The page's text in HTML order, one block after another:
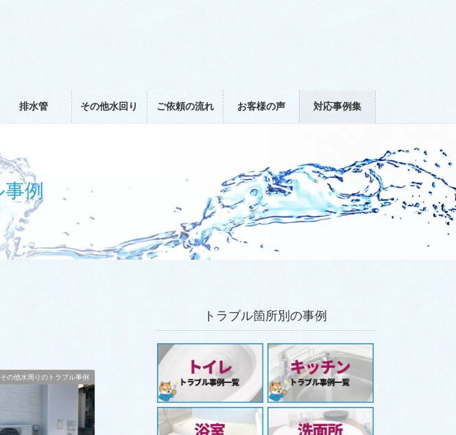
排水管 その他水回り ご依頼の流れ お客様の声 対応事例集
例
その他水周りのトラブル事例
トラブル箇所別の事例